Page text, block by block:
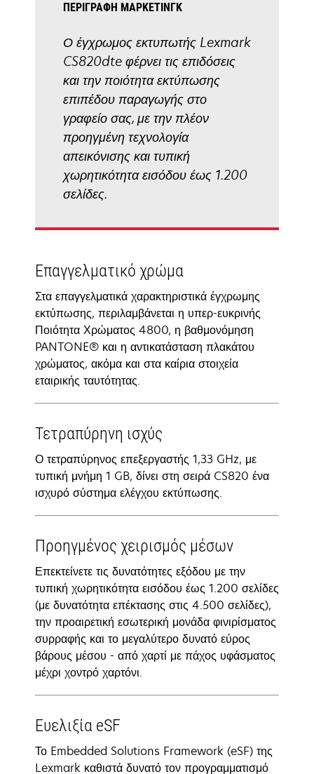
ΠΕΡΙΓΡΑΦΉ ΜΆΡΚΕΤΙΝΓΚ
Ο έγχρωμος εκτυπωτής Lexmark
CS820dte φέρνει τις επιδόσεις
και την ποιότητα εκτύπωσης
επιπέδου παραγωγής στο
γραφείο σας, με την πλέον
προηγμένη τεχνολογία
απεικόνισης και τυπική
χωρητικότητα εισόδου έως 1.200
σελίδες.
Επαγγελματικό χρώμα
Στα επαγγελματικά χαρακτηριστικά έγχρωμης
εκτύπωσης, περιλαμβάνεται η υπερ-ευκρινής
Ποιότητα Χρώματος 4800, η βαθμονόμηση
PANTONE® και η αντικατάσταση πλακάτου
χρώματος, ακόμα και στα καίρια στοιχεία
εταιρικής ταυτότητας.
Τετραπύρηνη ισχύς
Ο τετραπύρηνος επεξεργαστής 1,33 GHz, με
τυπική μνήμη 1 GB, δίνει στη σειρά CS820 ένα
ισχυρό σύστημα ελέγχου εκτύπωσης.
Προηγμένος χειρισμός μέσων
Επεκτείνετε τις δυνατότητες εξόδου με την
τυπική χωρητικότητα εισόδου έως 1.200 σελίδες
(με δυνατότητα επέκτασης στις 4.500 σελίδες),
την προαιρετική εσωτερική μονάδα φινιρίσματος
συρραφής και το μεγαλύτερο δυνατό εύρος
βάρους μέσου - από χαρτί με πάχος υφάσματος
μέχρι χοντρό χαρτόνι.
Ευελιξία eSF
Το Embedded Solutions Framework (eSF) της
Lexmark καθιστά δυνατό τον προγραμματισμό